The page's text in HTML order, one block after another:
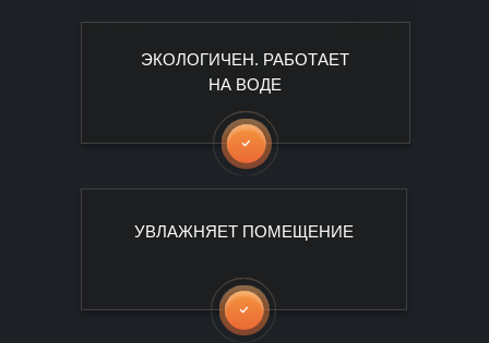
УВЛАЖНЯЕТ ПОМЕЩЕНИЕ
ЭКОЛОГИЧЕН. РАБОТАЕТ
НА ВОДЕ